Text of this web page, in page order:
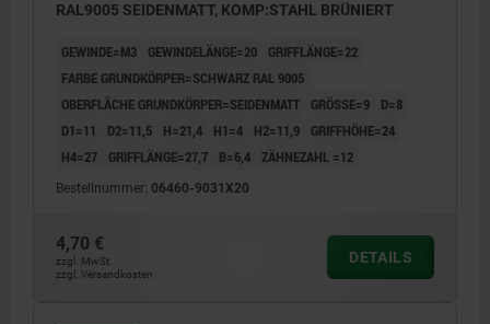
RAL9005 SEIDENMATT, KOMP:STAHL BRÜNIERT
GEWINDE=M3 GEWINDELÄNGE=20
GRIFFLÄNGE=22
FARBE GRUNDKÖRPER=SCHWARZ RAL 9005
OBERFLÄCHE GRUNDKÖRPER=SEIDENMATT
GRÖSSE=9
D=8
D1=11
D2=11,5 H=21,4 H1=4 H2=11,9
GRIFFHÖHE=24
H4=27
GRIFFLÄNGE=27,7 B=6,4 ZÄHNEZAHL =12
Bestellnummer: 06460-9031X20
4,70 €
zzgl. MwSt.
zzgl. Versandkosten
DETAILS